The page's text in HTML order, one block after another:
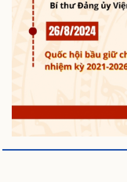
Sân khấu - Điện ảnh